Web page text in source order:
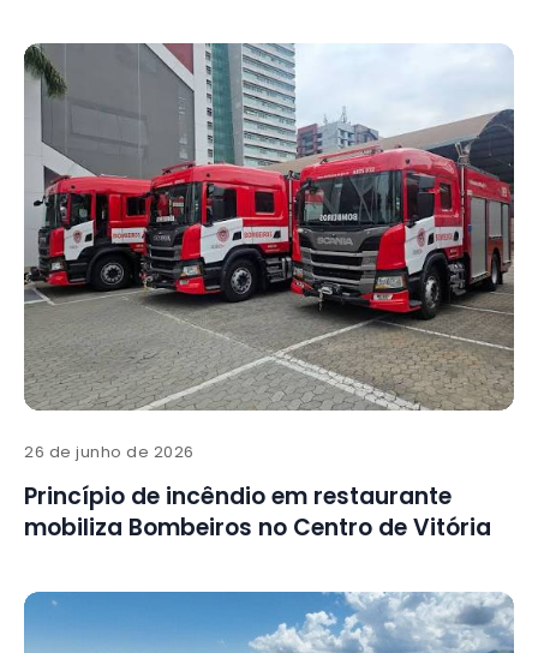
26 de junho de 2026
Princípio de incêndio em restaurante
mobiliza Bombeiros no Centro de Vitória